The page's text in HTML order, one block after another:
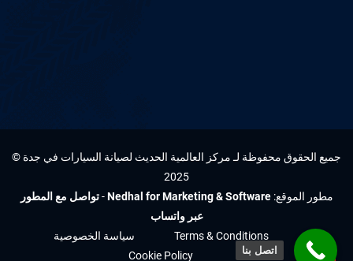
جميع الحقوق محفوظة لـ مركز العالمية الحديث لصيانة السيارات في جدة ©
2025
مطور الموقع:Nedhal for Marketing & Software
-تواصل مع المطور
عبر واتساب
Terms & Conditions
سياسة الخصوصية
Cookie Policy
اتصل بنا